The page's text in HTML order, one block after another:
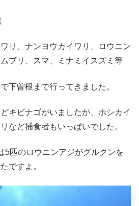
リ、ナンヨウカイワリ、ロウニン
ブリ、スマ、ミナミイスズミ等
下曽根まで行ってきました。
キビナゴがいましたが、ホシカイ
など捕食者もいっぱいでした。
5匹のロウニンアジがグルクンを
ですよ。